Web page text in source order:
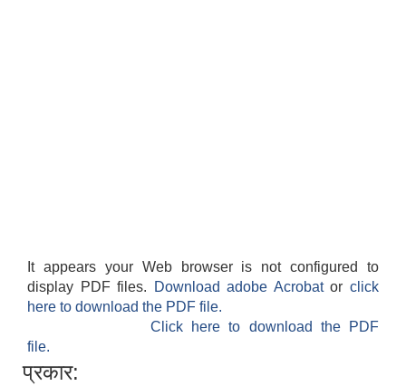
It appears your Web browser is not configured to
display PDF files.
Download adobe Acrobatorclick
here to download the PDF file.
Click here to download the PDF
file.
प्रकार: